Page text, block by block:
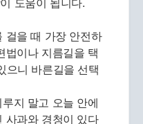
도움이 됩니다.
걸을 때 가장 안전하
법이나 지름길을 택
으니 바른길을 선택
지 말고 오늘 안에
사과와 경청이 있다